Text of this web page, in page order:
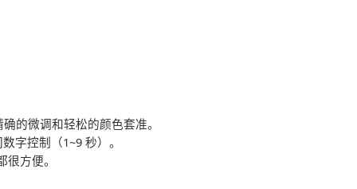
的微调和轻松的颜色套准。
字控制（1~9 秒）。
方便。